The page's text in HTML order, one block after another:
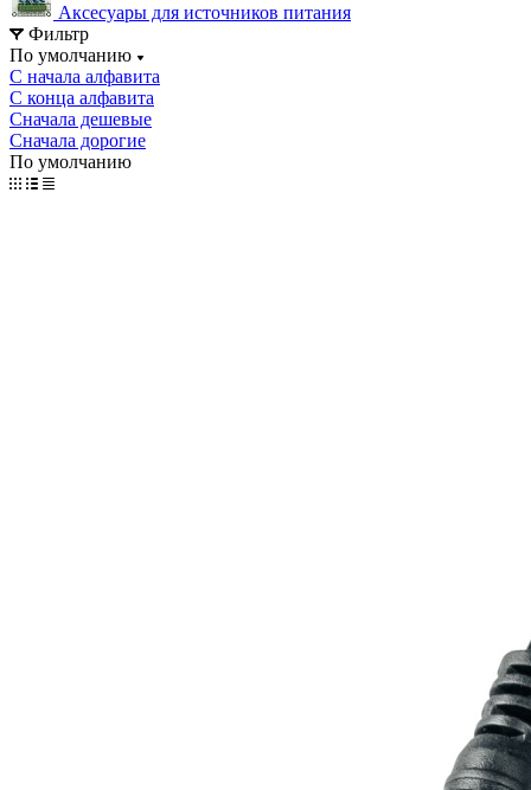
Аксесуары для источников питания
Фильтр
По умолчанию
С начала алфавита
С конца алфавита
Сначала дешевые
Сначала дорогие
По умолчанию